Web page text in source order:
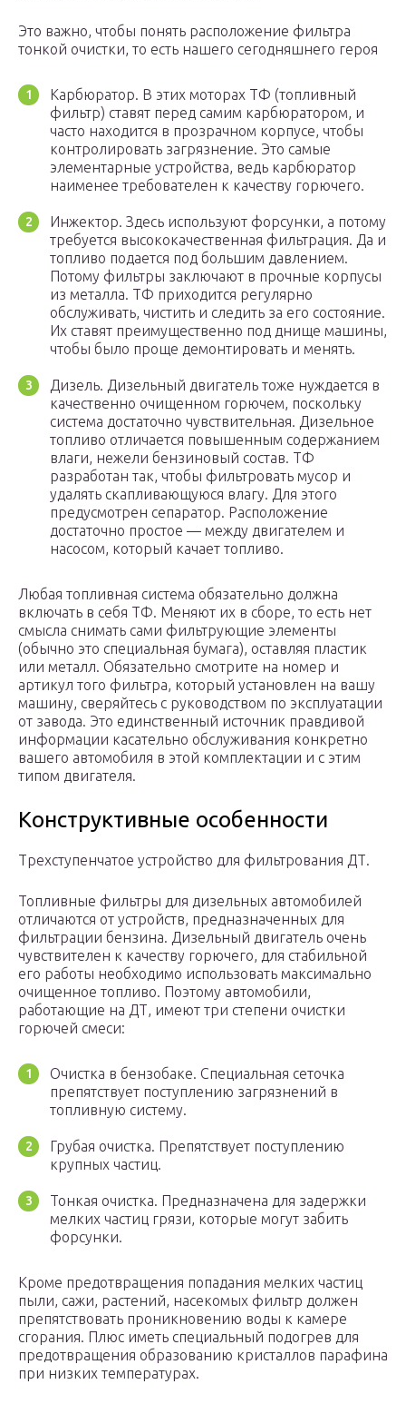
Это важно, чтобы понять расположение фильтра
тонкой очистки, то есть нашего сегодняшнего героя
Карбюратор. В этих моторах ТФ (топливный
фильтр) ставят перед самим карбюратором, и
часто находится в прозрачном корпусе, чтобы
контролировать загрязнение. Это самые
элементарные устройства, ведь карбюратор
наименее требователен к качеству горючего.
Инжектор. Здесь используют форсунки, а потому
требуется высококачественная фильтрация. Да и
топливо подается под большим давлением.
Потому фильтры заключают в прочные корпусы
из металла. ТФ приходится регулярно
обслуживать, чистить и следить за его состояние.
Их ставят преимущественно под днище машины,
чтобы было проще демонтировать и менять.
Дизель. Дизельный двигатель тоже нуждается в
качественно очищенном горючем, поскольку
система достаточно чувствительная. Дизельное
топливо отличается повышенным содержанием
влаги, нежели бензиновый состав. ТФ
разработан так, чтобы фильтровать мусор и
удалять скапливающуюся влагу. Для этого
предусмотрен сепаратор. Расположение
достаточно простое — между двигателем и
насосом, который качает топливо.
Любая топливная система обязательно должна
включать в себя ТФ. Меняют их в сборе, то есть нет
смысла снимать сами фильтрующие элементы
(обычно это специальная бумага), оставляя пластик
или металл. Обязательно смотрите на номер и
артикул того фильтра, который установлен на вашу
машину, сверяйтесь с руководством по эксплуатации
от завода. Это единственный источник правдивой
информации касательно обслуживания конкретно
вашего автомобиля в этой комплектации и с этим
типом двигателя.
Конструктивные особенности
Трехступенчатое устройство для фильтрования ДТ.
Топливные фильтры для дизельных автомобилей
отличаются от устройств, предназначенных для
фильтрации бензина. Дизельный двигатель очень
чувствителен к качеству горючего, для стабильной
его работы необходимо использовать максимально
очищенное топливо. Поэтому автомобили,
работающие на ДТ, имеют три степени очистки
горючей смеси:
Очистка в бензобаке. Специальная сеточка
препятствует поступлению загрязнений в
топливную систему.
Грубая очистка. Препятствует поступлению
крупных частиц.
Тонкая очистка. Предназначена для задержки
мелких частиц грязи, которые могут забить
форсунки.
Кроме предотвращения попадания мелких частиц
пыли, сажи, растений, насекомых фильтр должен
препятствовать проникновению воды к камере
сгорания. Плюс иметь специальный подогрев для
предотвращения образованию кристаллов парафина
при низких температурах.